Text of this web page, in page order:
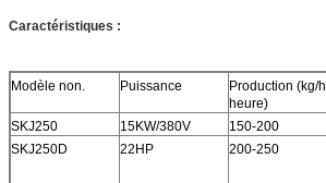
Caractéristiques :
Modèle non. Puissance
Production (kg/h
heure)
SKJ250
15KW/380V 150-200
SKJ250D
22HP 200-250